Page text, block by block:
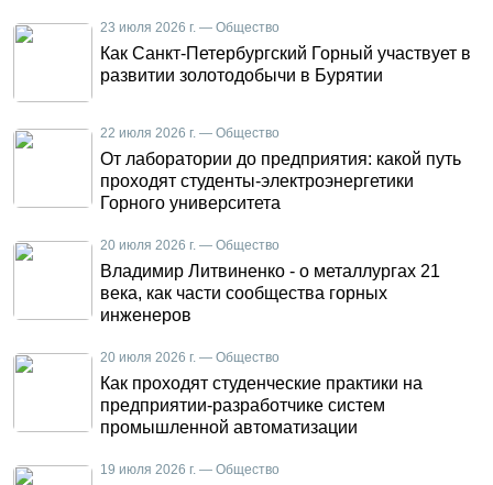
23 июля 2026 г. — Общество
Как Санкт-Петербургский Горный участвует в
развитии золотодобычи в Бурятии
22 июля 2026 г. — Общество
От лаборатории до предприятия: какой путь
проходят студенты-электроэнергетики
Горного университета
20 июля 2026 г. — Общество
Владимир Литвиненко - о металлургах 21
века, как части сообщества горных
инженеров
20 июля 2026 г. — Общество
Как проходят студенческие практики на
предприятии-разработчике систем
промышленной автоматизации
19 июля 2026 г. — Общество